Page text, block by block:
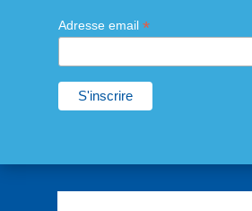
Adresse email *